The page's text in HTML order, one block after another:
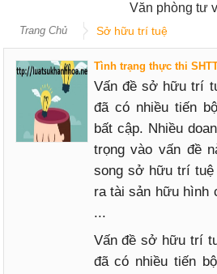
Văn phòng tư
Trang Chủ Sở hữu trí tuệ
Tình trạng thực thi
Vấn đề sở hữu trí
đã có nhiều tiến
bất cập. Nhiều
trọng vào vấn đề
song sở hữu trí tuệ
ra tài sản hữu hình
...
Vấn đề sở hữu trí
đã có nhiều tiến